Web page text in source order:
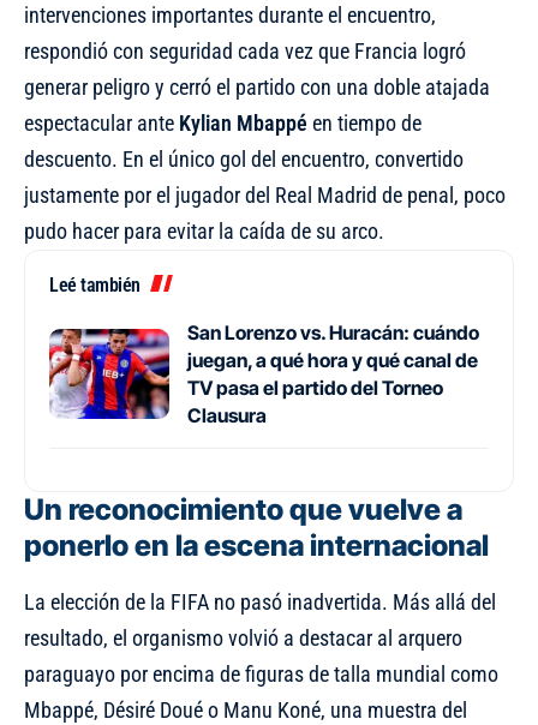
intervenciones importantes durante el encuentro,
respondió con seguridad cada vez que Francia logró
generar peligro y cerró el partido con una doble atajada
espectacular ante Kylian Mbappé en tiempo de
descuento. En el único gol del encuentro, convertido
justamente por el jugador del Real Madrid de penal, poco
pudo hacer para evitar la caída de su arco.
Leé también
San Lorenzo vs. Huracán: cuándo
juegan, a qué hora y qué canal de
TV pasa el partido del Torneo
Clausura
Un reconocimiento que vuelve a
ponerlo en la escena internacional
La elección de la FIFA no pasó inadvertida. Más allá del
resultado, el organismo volvió a destacar al arquero
paraguayo por encima de figuras de talla mundial como
Mbappé, Désiré Doué o Manu Koné, una muestra del